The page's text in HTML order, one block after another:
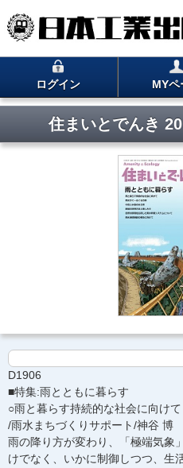
ログイン MYペ
住まいとでんき
D1906
■特集:雨とともに暮らす
○雨と暮らす持続的な社会に向けて
/雨水まちづくりサポート/神谷 博
雨の降り方が変わり、「極端気象
けでなく、いかに制御しつつ、生